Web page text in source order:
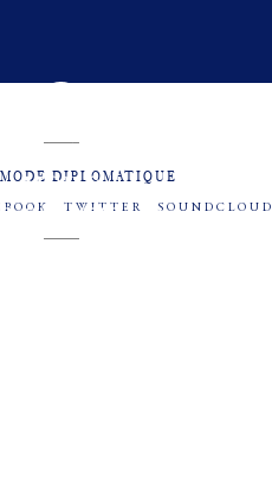
DIPLOMATIQUE
TWITTER SOUNDCLOUD